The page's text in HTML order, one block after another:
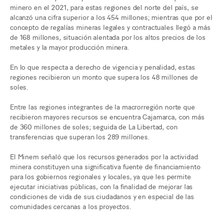
minero en el 2021, para estas regiones del norte del país, se
alcanzó una cifra superior a los 454 millones; mientras que por el
concepto de regalías mineras legales y contractuales llegó a más
de 168 millones, situación alentada por los altos precios de los
metales y la mayor producción minera.
En lo que respecta a derecho de vigencia y penalidad, estas
regiones recibieron un monto que supera los 48 millones de
soles.
Entre las regiones integrantes de la macrorregión norte que
recibieron mayores recursos se encuentra Cajamarca, con más
de 360 millones de soles; seguida de La Libertad, con
transferencias que superan los 289 millones.
El Minem señaló que los recursos generados por la actividad
minera constituyen una significativa fuente de financiamiento
para los gobiernos regionales y locales, ya que les permite
ejecutar iniciativas públicas, con la finalidad de mejorar las
condiciones de vida de sus ciudadanos y en especial de las
comunidades cercanas a los proyectos.